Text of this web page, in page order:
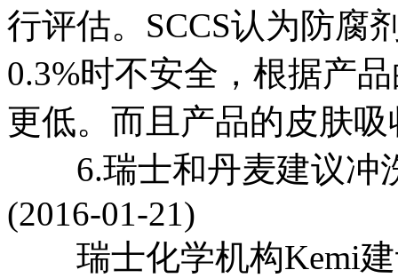
行评估。SCCS认为防腐
0.3%时不安全，根据产
更低。而且产品的皮肤
6.瑞士和丹麦建议冲
(2016-01-21)
瑞士化学机构Kemi建